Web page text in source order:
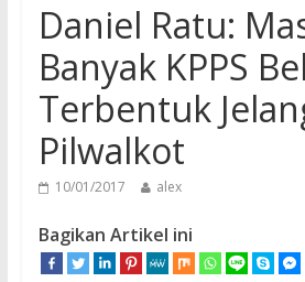
Daniel Ratu:
Banyak KPPS
Terbentuk
Pilwalkot
10/01/2017 alex
Bagikan Artikel ini